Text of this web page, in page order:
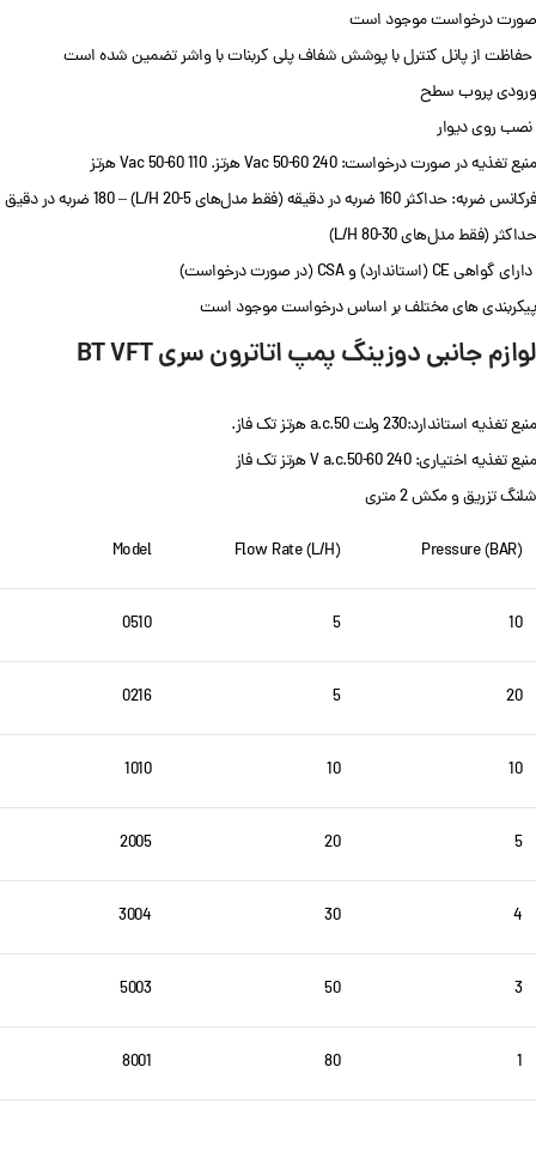
صورت درخواست موجود است
حفاظت از پانل کنترل با پوشش شفاف پلی کربنات با واشر تضمین شده است
ورودی پروب سطح
نصب روی دیوار
منبع تغذیه در صورت درخواست: 240 Vac 50-60 هرتز. 110 Vac 50-60 هرتز
فرکانس ضربه: حداکثر 160 ضربه در دقیقه (فقط مدل‌های 5-20 L/H) – 180 ضربه در دقیق
حداکثر (فقط مدل‌های 30-80 L/H)
دارای گواهی CE (استاندارد) و CSA (در صورت درخواست)
پیکربندی های مختلف بر اساس درخواست موجود است
لوازم جانبی دوزینگ پمپ اتاترون سری BT VFT
منبع تغذیه استاندارد:230 ولت a.c.50 هرتز تک فاز.
منبع تغذیه اختیاری: 240 V a.c.50-60 هرتز تک فاز
شلنگ تزریق و مکش 2 متری
Pressure (BAR)
Flow Rate (L/H)
Model
10
5
0510
20
5
0216
10
10
1010
5
20
2005
4
30
3004
3
50
5003
1
80
8001